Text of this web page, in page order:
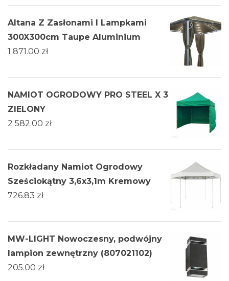
Altana Z Zasłonami I Lampkami
300X300cm Taupe Aluminium
1 871.00 zł
NAMIOT OGRODOWY PRO STEEL X 3
ZIELONY
2 582.00 zł
Rozkładany Namiot Ogrodowy
Sześciokątny 3,6x3,1m Kremowy
726.83 zł
MW-LIGHT Nowoczesny, podwójny
lampion zewnętrzny (807021102)
205.00 zł